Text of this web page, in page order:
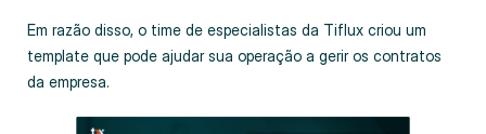
Em razão disso, o time de especialistas da Tiflux criou um
template que pode ajudar sua operação a gerir os contratos
da empresa.